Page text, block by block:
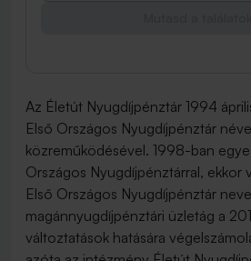
Az Életút Nyugdíjpénztár 1994
Első Országos Nyugdíjpénztár
közreműködésével. 1998-ban
Országos Nyugdíjpénztárral, ekkor
Első Országos Nyugdíjpénztár
magánnyugdíjpénztári üzletág a
változtatások hatására